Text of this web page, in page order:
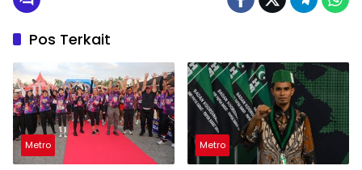
Pos Terkait
Metro Metro